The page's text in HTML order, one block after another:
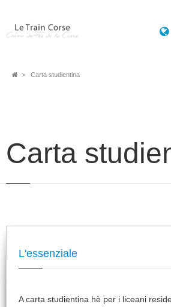
FilCarta studientina
Carta
L'essenziale
A carta studientina hè per i liceani